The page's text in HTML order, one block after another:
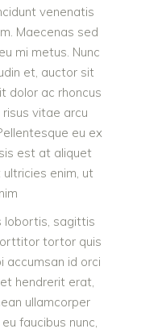
venenatis
Maecenas sed
mi metus. Nunc
et, auctor sit
dolor ac rhoncus
vitae arcu
eu ex
est at aliquet
enim, ut
lobortis, sagittis
tortor quis
accumsan id orci
hendrerit erat,
ullamcorper
faucibus nunc,